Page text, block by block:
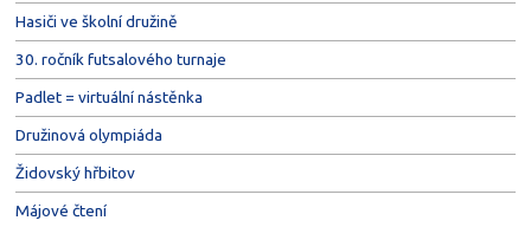
Hasiči ve školní družině
30. ročník futsalového turnaje
Padlet = virtuální nástěnka
Družinová olympiáda
Židovský hřbitov
Májové čtení